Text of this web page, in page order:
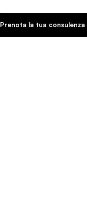
Prenota la tua consulenza